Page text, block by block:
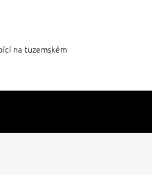
na tuzemském